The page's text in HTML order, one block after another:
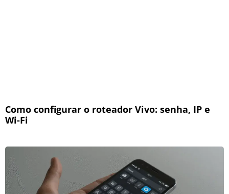
Como configurar o roteador Vivo: senha, IP e
Wi-Fi